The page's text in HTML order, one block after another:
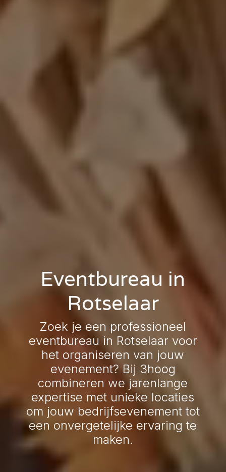
Eventbureau in
Rotselaar
Zoek je een professioneel
eventbureau in Rotselaar voor
het organiseren van jouw
evenement? Bij 3hoog
combineren we jarenlange
expertise met unieke locaties
om jouw bedrijfsevenement tot
een onvergetelijke ervaring te
maken.